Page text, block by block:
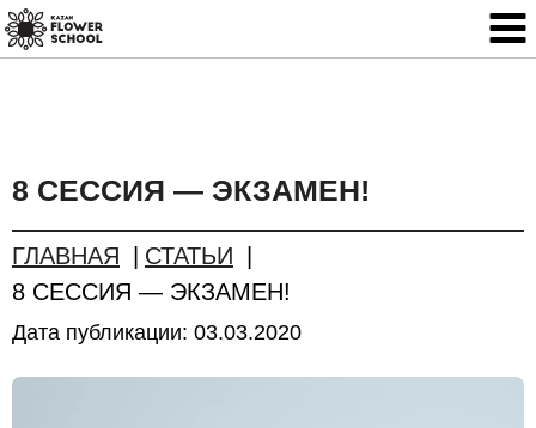
8 СЕССИЯ — ЭКЗАМЕН!
ГЛАВНАЯ
СТАТЬИ
8 СЕССИЯ — ЭКЗАМЕН!
Дата публикации: 03.03.2020